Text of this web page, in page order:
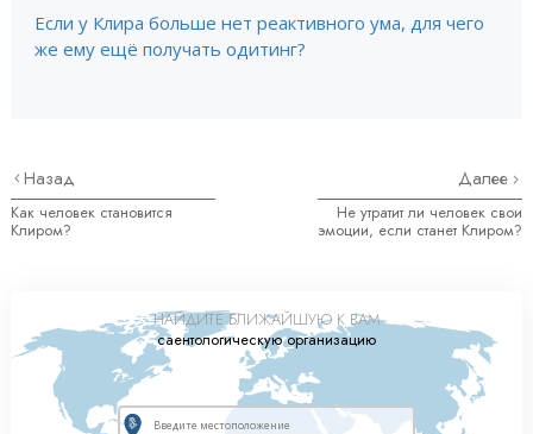
Если у Клира больше нет реактивного ума, для чего
же ему ещё получать одитинг?
Назад
Как человек становится
Клиром?
Далее
Не утратит ли человек свои
эмоции, если станет Клиром?
НАЙДИТЕ БЛИЖАЙШУЮ К ВАМ
саентологическую организацию